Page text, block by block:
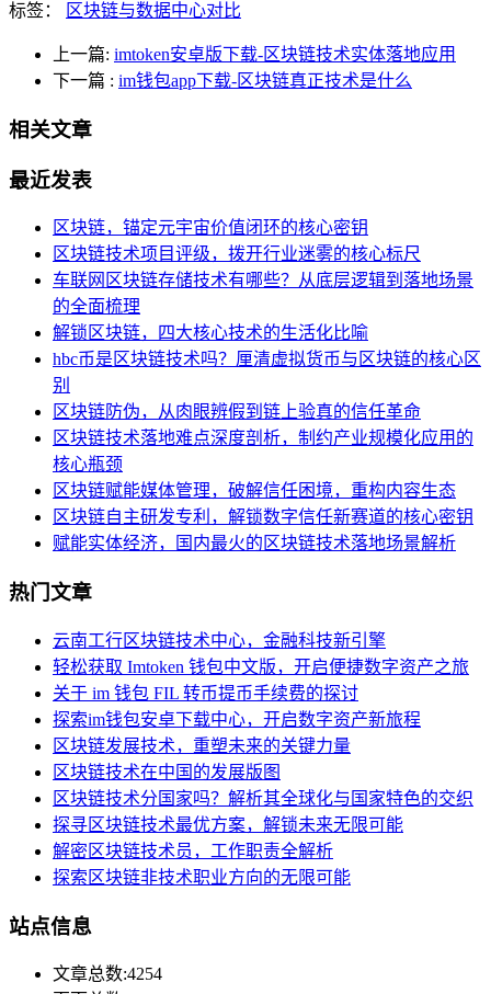
标签： 区块链与数据中心对比
上一篇: imtoken安卓版下载-区块链技术实体落地应用
下一篇 : im钱包app下载-区块链真正技术是什么
相关文章
最近发表
区块链，锚定元宇宙价值闭环的核心密钥
区块链技术项目评级，拨开行业迷雾的核心标尺
车联网区块链存储技术有哪些？从底层逻辑到落地场景
的全面梳理
解锁区块链，四大核心技术的生活化比喻
hbc币是区块链技术吗？厘清虚拟货币与区块链的核心区
别
区块链防伪，从肉眼辨假到链上验真的信任革命
区块链技术落地难点深度剖析，制约产业规模化应用的
核心瓶颈
区块链赋能媒体管理，破解信任困境，重构内容生态
区块链自主研发专利，解锁数字信任新赛道的核心密钥
赋能实体经济，国内最火的区块链技术落地场景解析
热门文章
云南工行区块链技术中心，金融科技新引擎
轻松获取 Imtoken 钱包中文版，开启便捷数字资产之旅
关于 im 钱包 FIL 转币提币手续费的探讨
探索im钱包安卓下载中心，开启数字资产新旅程
区块链发展技术，重塑未来的关键力量
区块链技术在中国的发展版图
区块链技术分国家吗？解析其全球化与国家特色的交织
探寻区块链技术最优方案，解锁未来无限可能
解密区块链技术员，工作职责全解析
探索区块链非技术职业方向的无限可能
站点信息
文章总数:4254